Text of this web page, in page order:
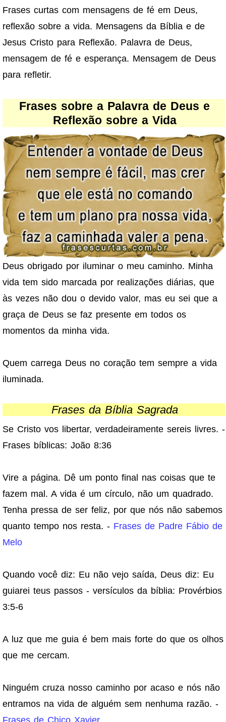
Frases curtas com mensagens de fé em Deus,
reflexão sobre a vida. Mensagens da Bíblia e de
Jesus Cristo para Reflexão. Palavra de Deus,
mensagem de fé e esperança. Mensagem de Deus
para refletir.
Frases sobre a Palavra de Deus e
Reflexão sobre a Vida
Deus obrigado por iluminar o meu caminho. Minha
vida tem sido marcada por realizações diárias, que
às vezes não dou o devido valor, mas eu sei que a
graça de Deus se faz presente em todos os
momentos da minha vida.
Quem carrega Deus no coração tem sempre a vida
iluminada.
Frases da Bíblia Sagrada
Se Cristo vos libertar, verdadeiramente sereis livres. -
Frases bíblicas: João 8:36
Vire a página. Dê um ponto final nas coisas que te
fazem mal. A vida é um círculo, não um quadrado.
Tenha pressa de ser feliz, por que nós não sabemos
quanto tempo nos resta. - Frases de Padre Fábio de
Melo
Quando você diz: Eu não vejo saída, Deus diz: Eu
guiarei teus passos - versículos da bíblia: Provérbios
3:5-6
A luz que me guia é bem mais forte do que os olhos
que me cercam.
Ninguém cruza nosso caminho por acaso e nós não
entramos na vida de alguém sem nenhuma razão. -